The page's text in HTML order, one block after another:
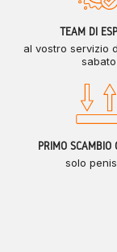
TEAM DI
al vostro servizio
sabato
PRIMO SCAMBIO
solo